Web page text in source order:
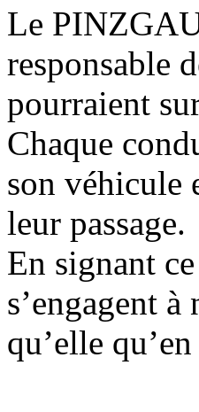
Le
responsable
pourraient
Chaque
son véhicule
leur passage.
En signant
s’engagent
qu’elle